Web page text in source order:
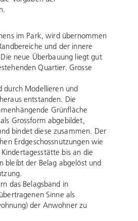
im Park, wird übernommen
und der innere
neue Überbauung liegt gut
Quartier. Grosse
durch Modellieren und
entstanden. Die
Grünfläche
Grossform abgebildet,
bindet diese zusammen. Der
Erdgeschossnutzungen wie
bis an die
bleibt der Belag abgelöst und
das Belagsband in
Sinne als
der Anwohner zu